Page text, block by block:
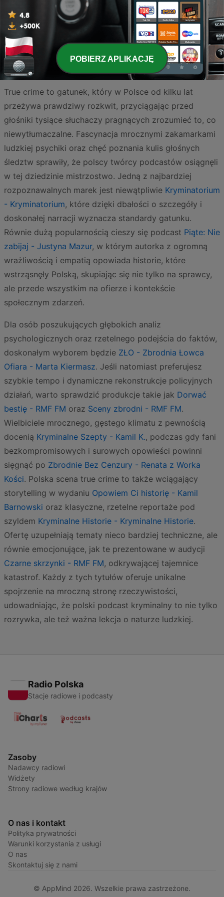
3
<
>
True crime to gatunek, który w Polsce od kilku lat
przeżywa prawdziwy rozkwit, przyciągając przed
głośniki tysiące słuchaczy pragnących zrozumieć to, co
niewytłumaczalne. Fascynacja mrocznymi zakamarkami
ludzkiej psychiki oraz chęć poznania kulis głośnych
śledztw sprawiły, że polscy twórcy podcastów osiągnęli
w tej dziedzinie mistrzostwo. Jedną z najbardziej
rozpoznawalnych marek jest niewątpliwie Kryminatorium
- Kryminatorium, które dzięki dbałości o szczegóły i
doskonałej narracji wyznacza standardy gatunku.
Równie dużą popularnością cieszy się podcast Piąte: Nie
zabijaj - Justyna Mazur, w którym autorka z ogromną
wrażliwością i empatią opowiada historie, które
wstrząsnęły Polską, skupiając się nie tylko na sprawcy,
ale przede wszystkim na ofierze i kontekście
społecznym zdarzeń.
Dla osób poszukujących głębokich analiz
psychologicznych oraz rzetelnego podejścia do faktów,
doskonałym wyborem będzie ZŁO - Zbrodnia Łowca
Ofiara - Marta Kiermasz. Jeśli natomiast preferujesz
szybkie tempo i dynamiczne rekonstrukcje policyjnych
działań, warto sprawdzić produkcje takie jak Dorwać
bestię - RMF FM oraz Sceny zbrodni - RMF FM.
Wielbiciele mrocznego, gęstego klimatu z pewnością
docenią Kryminalne Szepty - Kamil K., podczas gdy fani
bezkompromisowych i surowych opowieści powinni
sięgnąć po Zbrodnie Bez Cenzury - Renata z Worka
Kości. Polska scena true crime to także wciągający
storytelling w wydaniu Opowiem Ci historię - Kamil
Barnowski oraz klasyczne, rzetelne reportaże pod
szyldem Kryminalne Historie - Kryminalne Historie.
Ofertę uzupełniają tematy nieco bardziej techniczne, ale
równie emocjonujące, jak te prezentowane w audycji
Czarne skrzynki - RMF FM, odkrywającej tajemnice
katastrof. Każdy z tych tytułów oferuje unikalne
spojrzenie na mroczną stronę rzeczywistości,
udowadniając, że polski podcast kryminalny to nie tylko
rozrywka, ale też ważna lekcja o naturze ludzkiej.
Radio Polska
Stacje radiowe i podcasty
Zasoby
Nadawcy radiowi
Widżety
Strony radiowe według krajów
O nas i kontakt
Polityka prywatności
Warunki korzystania z usługi
O nas
Skontaktuj się z nami
© AppMind 2026. Wszelkie prawa zastrzeżone.
POBIERZ APLIKACJĘ